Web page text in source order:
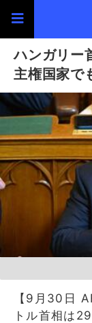
ハンガリー
主権国家で
【9月30日
トル首相は